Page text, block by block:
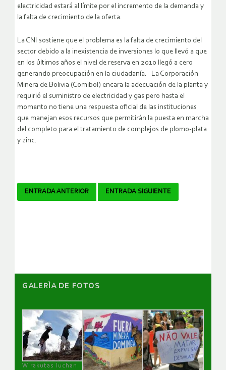
electricidad estará al límite por el incremento de la demanda y
la falta de crecimiento de la oferta.
La CNI sostiene que el problema es la falta de crecimiento del
sector debido a la inexistencia de inversiones lo que llevó a que
en los últimos años el nivel de reserva en 2010 llegó a cero
generando preocupación en la ciudadanía. La Corporación
Minera de Bolivia (Comibol) encara la adecuación de la planta y
requirió el suministro de electricidad y gas pero hasta el
momento no tiene una respuesta oficial de las instituciones
que manejan esos recursos que permitirán la puesta en marcha
del completo para el tratamiento de complejos de plomo-plata
y zinc.
Navegador
ENTRADA ANTERIOR ENTRADA SIGUIENTE
GALERÌA DE FOTOS
Wirakutas luchan